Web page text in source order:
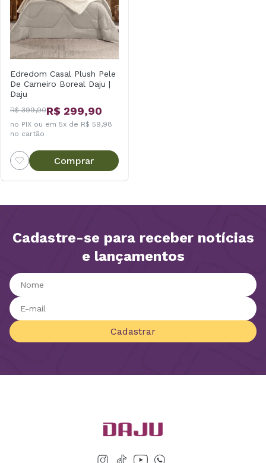
Edredom Casal Plush Pele
De Carneiro Boreal Daju |
Daju
R$ 399,90R$ 299,90
no PIX ou em 5x de R$ 59,98
no cartão
Comprar
Cadastre-se para receber notícias
e lançamentos
Cadastrar